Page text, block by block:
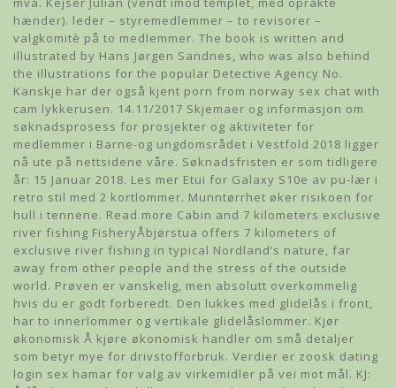
hænder). leder – styremedlemmer – to revisorer –
valgkomitè på to medlemmer. The book is written and
illustrated by Hans Jørgen Sandnes, who was also behind
the illustrations for the popular Detective Agency No.
Kanskje har der også kjent porn from norway sex chat with
cam lykkerusen. 14.11/2017 Skjemaer og informasjon om
søknadsprosess for prosjekter og aktiviteter for
medlemmer i Barne-og ungdomsrådet i Vestfold 2018 ligger
nå ute på nettsidene våre. Søknadsfristen er som tidligere
år: 15 Januar 2018. Les mer Etui for Galaxy S10e av pu-lær i
retro stil med 2 kortlommer. Munntørrhet øker risikoen for
hull i tennene. Read more Cabin ­and ­7 ­kilometers ­exclusive
­river ­fishing FisheryÅbjørstua offers 7 kilometers of
exclusive river fishing in typical Nordland’s nature, far
away from other people and the stress of the outside
world. Prøven er vanskelig, men absolutt overkommelig
hvis du er godt forberedt. Den lukkes med glidelås i front,
har to innerlommer og vertikale glidelåslommer. Kjør
økonomisk Å kjøre økonomisk handler om små detaljer
som betyr mye for drivstofforbruk. Verdier er zoosk dating
login sex hamar for valg av virkemidler på vei mot mål. KJ: